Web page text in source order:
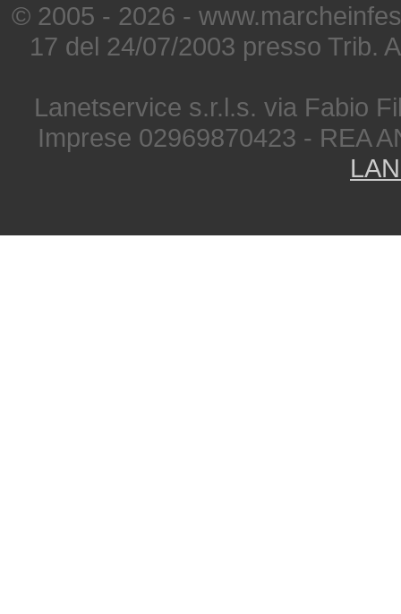
© 2005 - 2026 -
17 del 24/07/2003 presso Trib.
Lanetservice s.r.l.s. via Fabio
Imprese 02969870423 - REA